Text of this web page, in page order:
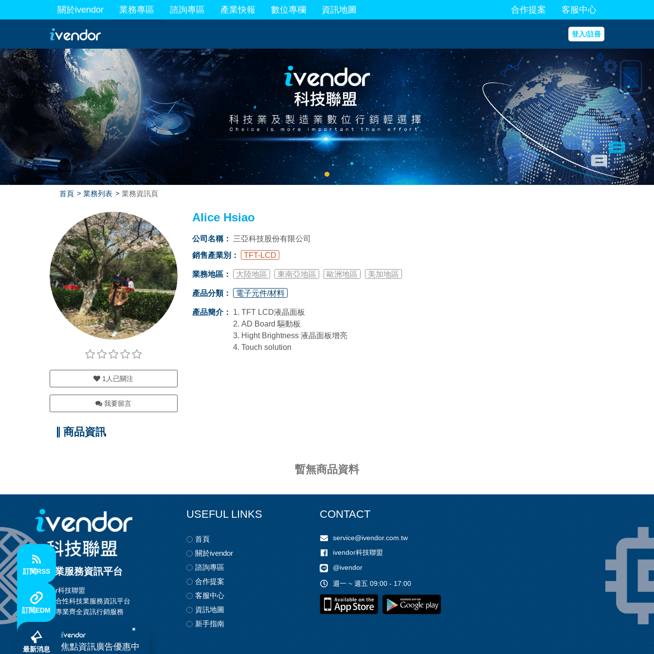
關於ivendor 業務專區
最新業務 諮詢專區 產業快報 數位專欄 資訊地圖 合作提案 客服中心
登入/註冊
首頁 業務列表 業務資訊頁
1 人已關注
我要留言
Alice Hsiao
公司名稱：
三亞科技股份有限公司
銷售產業別：
TFT-LCD
業務地區： 大陸地區 東南亞地區 歐洲地區 美加地區
產品分類： 電子元件/材料
產品簡介：
1. TFT LCD液晶面板
2. AD Board 驅動板
3. Hight Brightness 液晶面板增亮
4. Touch solution
商品資訊
暫無商品資料
訂閱RSS
訂閱EDM
最新消息 焦點資訊廣告優惠中
科技業服務資訊平台
ivendor科技聯盟
首創整合性科技業服務資訊平台
提供最專業齊全資訊行銷服務
USEFUL LINKS
首頁
關於ivendor
諮詢專區
合作提案
客服中心
資訊地圖
新手指南
CONTACT
service@ivendor.com.tw
ivendor科技聯盟
@ivendor
週一 ~ 週五 09:00 - 17:00